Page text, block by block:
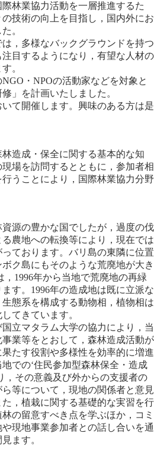
林業協力活動を一層推進するた
技術の向上を目指し，国内外にお
。
，多様なバックグラウンドを持つ
目するようになり，有望な人材の
。
・NPOの活動家などを対象と
」を計画いたしました。
て開催します。興味のある方は是
造成・保全に関する基本的な知
場を訪問するとともに，参加者相
うことにより，国際林業協力分野
源の豊かな国でしたが，過度の伐
農地への転換等により，現在では
ております。バリ島の東隣に位置
ク島にもそのような荒廃地が大き
，1996年から当地で荒廃地の再緑
す。1996年の造成地は既に立派な
態系を構成する動物相，植物相は
てきています。
立マタラム大学の協力により，当
業等をとおして，森林造成活動が
たす役割や多様性を効率的に増進
での‘住民参加型森林保全・造成
，その意義及び外からの支援者の
等について，現地の関係者と意見
，植栽に関する基礎的な実習を行
の留意すべき点を学ぶほか，コミ
現地事業参加者との話し合いを通
ます。